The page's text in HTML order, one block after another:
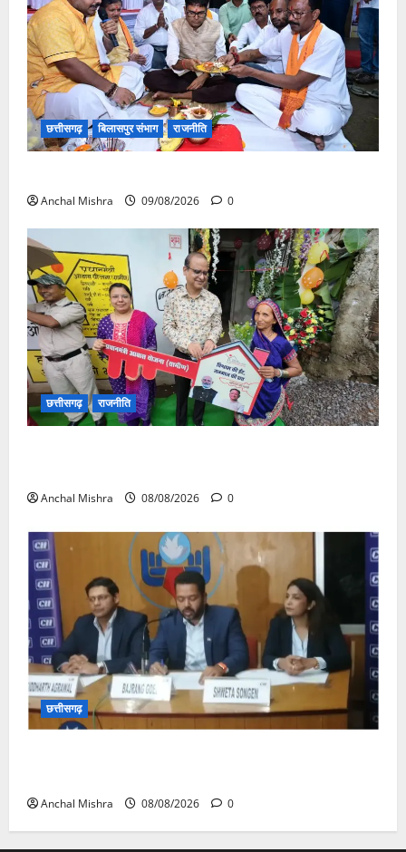
छत्तीसगढ़ बिलासपुर संभाग राजनीति
Anchal Mishra 09/08/2026 0
छत्तीसगढ़ राजनीति
Anchal Mishra 08/08/2026 0
छत्तीसगढ़
Anchal Mishra 08/08/2026 0